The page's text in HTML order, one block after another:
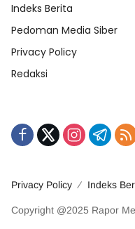
Indeks Berita
Pedoman Media Siber
Privacy Policy
Redaksi
Privacy Policy Indeks
Copyright @2025 Rapor